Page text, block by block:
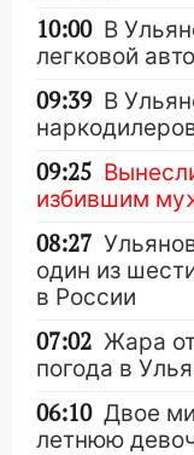
10:00 В
легковой
09:39 В
09:25
избившим
08:27
один из
в России
07:02 Жара
погода в
06:10 Двое
летнюю